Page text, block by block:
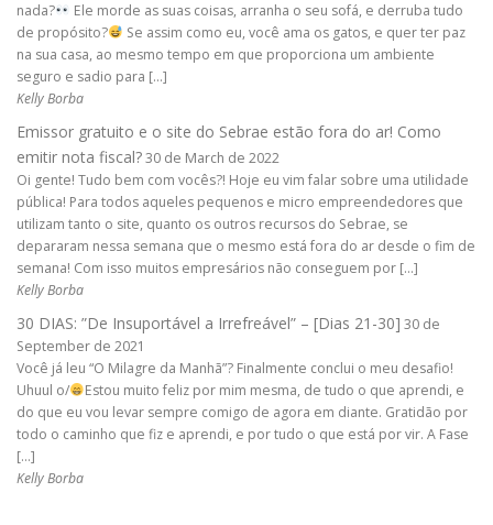
nada?
Ele morde as suas coisas, arranha o seu sofá, e derruba tudo
de propósito?
Se assim como eu, você ama os gatos, e quer ter paz
na sua casa, ao mesmo tempo em que proporciona um ambiente
seguro e sadio para […]
Kelly Borba
Emissor gratuito e o site do Sebrae estão fora do ar! Como
emitir nota fiscal?30 de March de 2022
Oi gente! Tudo bem com vocês?! Hoje eu vim falar sobre uma utilidade
pública! Para todos aqueles pequenos e micro empreendedores que
utilizam tanto o site, quanto os outros recursos do Sebrae, se
depararam nessa semana que o mesmo está fora do ar desde o fim de
semana! Com isso muitos empresários não conseguem por […]
Kelly Borba
30 DIAS: ”De Insuportável a Irrefreável” – [Dias 21-30] 30 de
September de 2021
Você já leu “O Milagre da Manhã”? Finalmente conclui o meu desafio!
Uhuul o/
Estou muito feliz por mim mesma, de tudo o que aprendi, e
do que eu vou levar sempre comigo de agora em diante. Gratidão por
todo o caminho que fiz e aprendi, e por tudo o que está por vir. A Fase
[…]
Kelly Borba